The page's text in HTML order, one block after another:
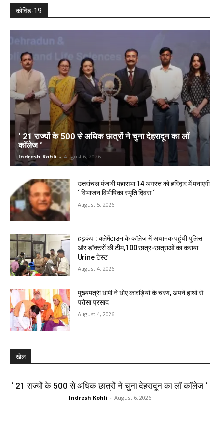
कोविड-19
‘ 21 राज्यों के 500 से अधिक छात्रों ने चुना देहरादून का लाॅ
काॅलेज ‘
Indresh Kohli - August 6, 2026
उत्तरांचल पंजाबी महासभा 14 अगस्त को हरिद्वार में मनाएगी
‘ विभाजन विभीषिका स्मृति दिवस ‘
August 5, 2026
हड़कंप : क्लेमेंटाउन के कॉलेज में अचानक पहुंची पुलिस
और डॉक्टरों की टीम,100 छात्र-छात्राओं का कराया
Urine टेस्ट
August 4, 2026
मुख्यमंत्री धामी ने धोए कांवड़ियों के चरण, अपने हाथों से
परोसा प्रसाद
August 4, 2026
खेल
‘ 21 राज्यों के 500 से अधिक छात्रों ने चुना देहरादून का लाॅ काॅलेज ‘
Indresh Kohli - August 6, 2026